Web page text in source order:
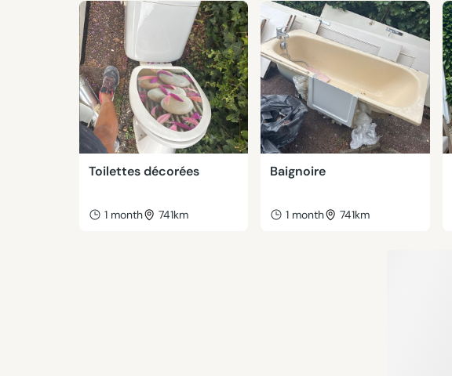
Toilettes décorées
1 month 741km
Baignoire
1 month 741km